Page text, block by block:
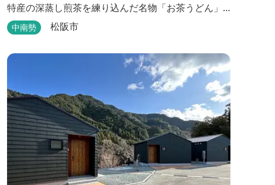
特産の深蒸し煎茶を練り込んだ名物「お茶うどん」
や地域の特産品（お茶、しいたけ等）を販売。 吊り
すぐ。 【イチオシ名物】 ・味噌カツ丼…地元産の甘
味噌を使ったボリュームたっぷりの丼ぶり。 松阪の
観光情報は、松阪観光インフォメ...
中南勢 松阪市